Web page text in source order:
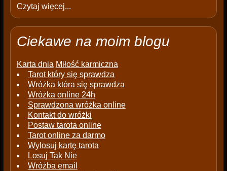
Czytaj więcej...
Ciekawe na moim blogu
Karta dnia Miłość karmiczna
Tarot który się sprawdza
Wróżka która się sprawdza
Wróżka online 24h
Sprawdzona wróżka online
Kontakt do wróżki
Postaw tarota online
Tarot online za darmo
Wylosuj kartę tarota
Losuj Tak Nie
Wróżba email